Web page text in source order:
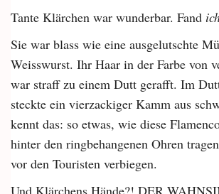
Tante Klärchen war wunderbar. Fand
Sie war blass wie eine ausgelutschte
Weisswurst. Ihr Haar in der Farbe von
war straff zu einem Dutt gerafft. Im
steckte ein vierzackiger Kamm aus
kennt das: so etwas, wie diese
hinter den ringbehangenen Ohren
vor den Touristen verbiegen.
Und Klärchens Hände?! DER